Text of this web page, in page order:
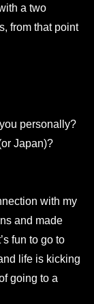
a two
from that point
personally?
Japan)?
with my
and made
fun to go to
life is kicking
going to a